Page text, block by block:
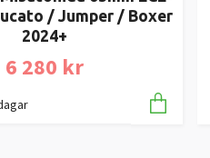
/ Jumper / Boxer
2024+
6 280 kr